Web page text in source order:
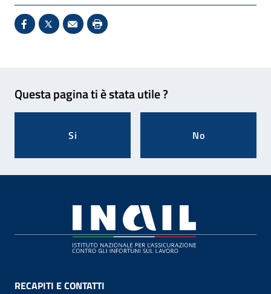
Condividi su Facebook - Sito esterno - Apertura in
X - Sito esterno - Apertura in nuova finestra
Invio Mail: apre il programma di posta
Stampa pagina: scelta meno
Questa pagina ti è stata utile ?
Si No
RECAPITI E CONTATTI